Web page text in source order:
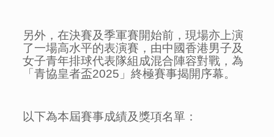
另外，在決賽及季軍賽開始前，現場亦上演
了一場高水平的表演賽，由中國香港男子及
女子青年排球代表隊組成混合陣容對戰，為
「青協皇者盃2025」終極賽事揭開序幕。
以下為本屆賽事成績及獎項名單：